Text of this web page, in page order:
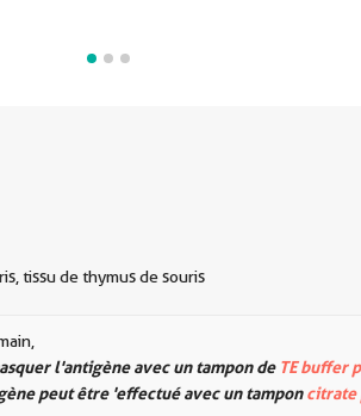
tissu de thymus de souris
l'antigène avec un tampon de TE buffer
peut être 'effectué avec un tamponcitrate